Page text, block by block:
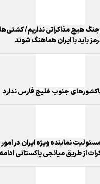
هیچ مذاکراتی نداریم/ کشتی‌ها
باید با ایران هماهنگ شوند
جنوب خلیج فارس ندارد
نماینده ویژه ایران در
از طریق میانجی پاکستانی